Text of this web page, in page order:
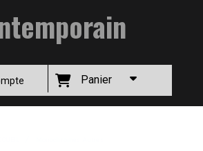
Panier